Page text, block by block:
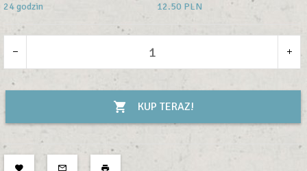
24 godzin
12.50 PLN
KUP TERAZ!